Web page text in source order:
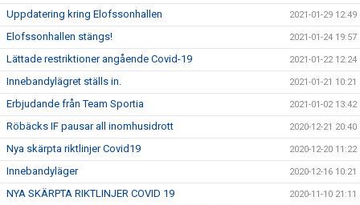
Uppdatering kring Elofssonhallen 2021-01-29 12:49
Elofssonhallen stängs! 2021-01-24 19:57
Lättade restriktioner angående Covid-19 2021-01-22 12:24
Innebandylägret ställs in. 2021-01-21 10:21
Erbjudande från Team Sportia 2021-01-02 13:42
Röbäcks IF pausar all inomhusidrott 2020-12-21 20:40
Nya skärpta riktlinjer Covid19 2020-12-20 11:22
Innebandyläger 2020-12-16 10:21
NYA SKÄRPTA RIKTLINJER COVID 19 2020-11-10 21:11